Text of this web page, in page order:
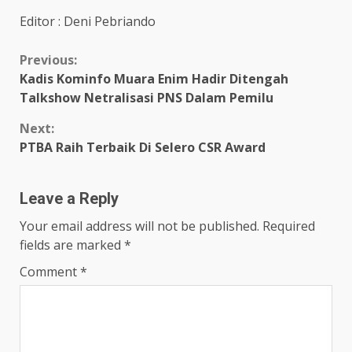
Editor : Deni Pebriando
Continue
Reading
Previous:
Kadis Kominfo Muara Enim Hadir Ditengah
Talkshow Netralisasi PNS Dalam Pemilu
Next:
PTBA Raih Terbaik Di Selero CSR Award
Leave a Reply
Your email address will not be published. Required
fields are marked *
Comment*